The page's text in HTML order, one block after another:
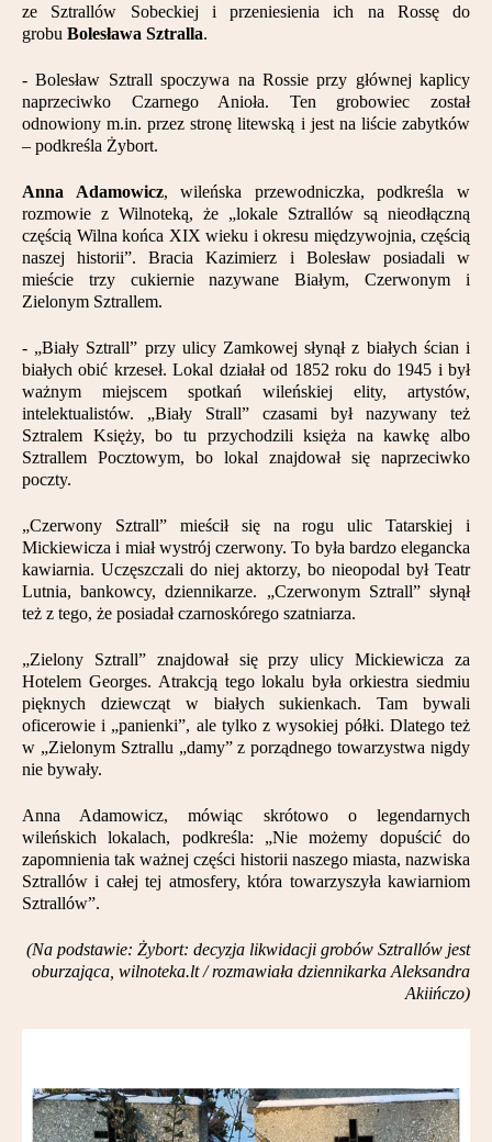
ze Sztrallów Sobeckiej i przeniesienia ich na Rossę do
grobu Bolesława Sztralla.
- Bolesław Sztrall spoczywa na Rossie przy głównej kaplicy
naprzeciwko Czarnego Anioła. Ten grobowiec został
odnowiony m.in. przez stronę litewską i jest na liście zabytków
– podkreśla Żybort.
Anna Adamowicz, wileńska przewodniczka, podkreśla w
rozmowie z Wilnoteką, że „lokale Sztrallów są nieodłączną
częścią Wilna końca XIX wieku i okresu międzywojnia, częścią
naszej historii”. Bracia Kazimierz i Bolesław posiadali w
mieście trzy cukiernie nazywane Białym, Czerwonym i
Zielonym Sztrallem.
- „Biały Sztrall” przy ulicy Zamkowej słynął z białych ścian i
białych obić krzeseł. Lokal działał od 1852 roku do 1945 i był
ważnym miejscem spotkań wileńskiej elity, artystów,
intelektualistów. „Biały Strall” czasami był nazywany też
Sztralem Księży, bo tu przychodzili księża na kawkę albo
Sztrallem Pocztowym, bo lokal znajdował się naprzeciwko
poczty.
„Czerwony Sztrall” mieścił się na rogu ulic Tatarskiej i
Mickiewicza i miał wystrój czerwony. To była bardzo elegancka
kawiarnia. Uczęszczali do niej aktorzy, bo nieopodal był Teatr
Lutnia, bankowcy, dziennikarze. „Czerwonym Sztrall” słynął
też z tego, że posiadał czarnoskórego szatniarza.
„Zielony Sztrall” znajdował się przy ulicy Mickiewicza za
Hotelem Georges. Atrakcją tego lokalu była orkiestra siedmiu
pięknych dziewcząt w białych sukienkach. Tam bywali
oficerowie i „panienki”, ale tylko z wysokiej półki. Dlatego też
w „Zielonym Sztrallu „damy” z porządnego towarzystwa nigdy
nie bywały.
Anna Adamowicz, mówiąc skrótowo o legendarnych
wileńskich lokalach, podkreśla: „Nie możemy dopuścić do
zapomnienia tak ważnej części historii naszego miasta, nazwiska
Sztrallów i całej tej atmosfery, która towarzyszyła kawiarniom
Sztrallów”.
(Na podstawie: Żybort: decyzja likwidacji grobów Sztrallów jest
oburzająca, wilnoteka.lt / rozmawiała dziennikarka Aleksandra
Akiińczo)